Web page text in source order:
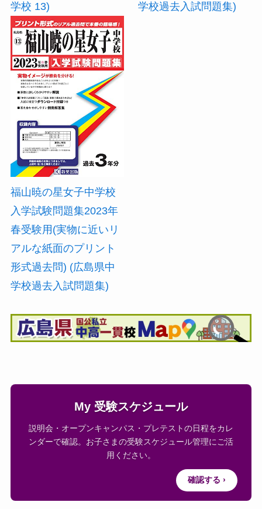
学校 13)
学校過去入試問題集)
福山暁の星女子中学校
入学試験問題集2023年
春受験用(実物に近いリ
アルな紙面のプリント
形式過去問) (広島県中
学校過去入試問題集)
My 受験スケジュール
説明会・オープンキャンパス・プレテストの日程をカレ
ンダーで確認。お子さまの受験スケジュール管理にご活
用ください。
確認する ›